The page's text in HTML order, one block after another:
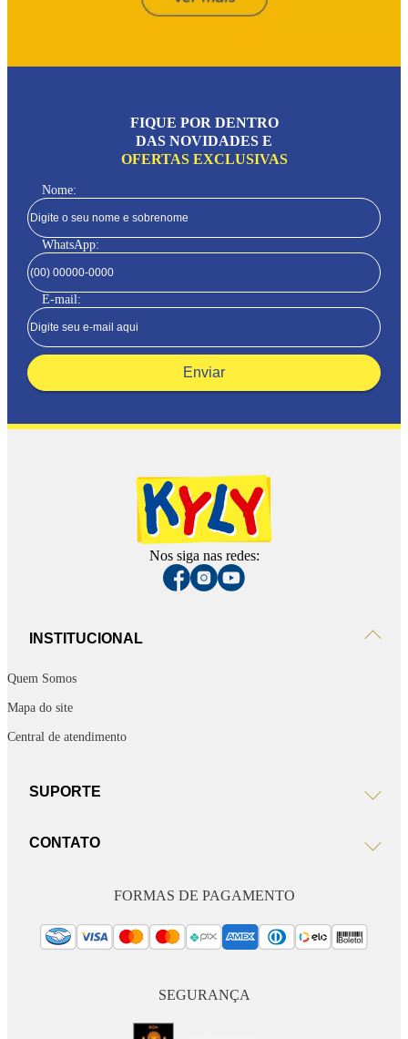
FIQUE POR DENTRO
DAS NOVIDADES E
OFERTAS EXCLUSIVAS
Nome:
WhatsApp:
E-mail:
Enviar
Nos siga nas redes:
INSTITUCIONAL
Quem Somos
Mapa do site
Central de atendimento
SUPORTE
CONTATO
FORMAS DE PAGAMENTO
SEGURANÇA